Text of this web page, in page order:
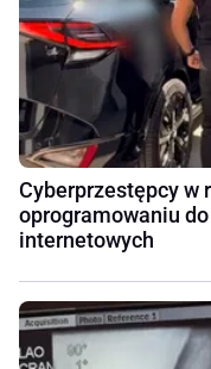
Cyberprzestępcy w
oprogramowaniu
internetowych